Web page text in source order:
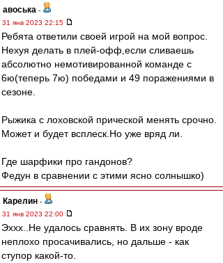
авоська -
31 янв 2023 22:15
Ребята ответили своей игрой на мой вопрос.
Нехуя делать в плей-офф,если сливаешь
абсолютно немотивированной команде с
6ю(теперь 7ю) победами и 49 поражениями в
сезоне.
Рыжика с лоховской прической менять срочно.
Может и будет всплеск.Но уже вряд ли.
Где шарфики про гандонов?
Федун в сравнении с этими ясно солнышко)
Карелин -
31 янв 2023 22:00
Эххх..Не удалось сравнять. В их зону вроде
неплохо просачивались, но дальше - как
ступор какой-то.